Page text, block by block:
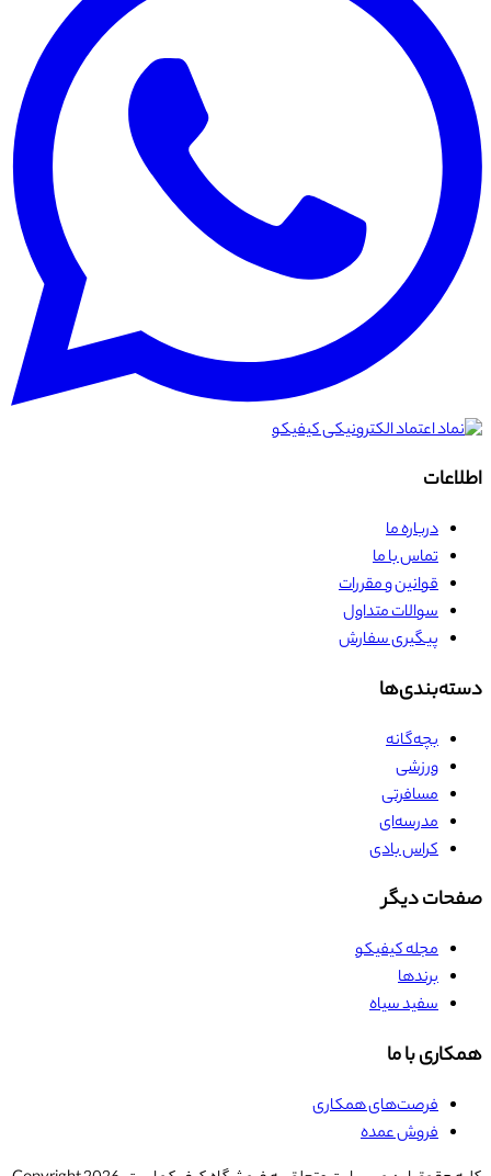
اطلاعات
درباره ما
تماس با ما
قوانین و مقررات
سوالات متداول
پیگیری سفارش
دسته‌بندی‌ها
بچه‌گانه
ورزشی
مسافرتی
مدرسه‌ای
کراس بادی
صفحات دیگر
مجله کیفیکو
برندها
سفید سیاه
همکاری با ما
فرصت‌های همکاری
فروش عمده